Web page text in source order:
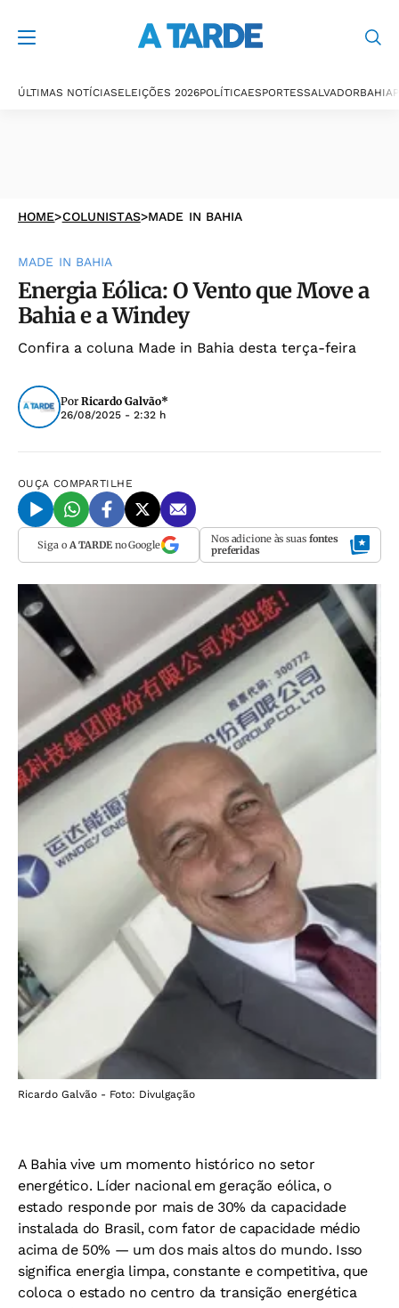
ÚLTIMAS NOTÍCIASELEIÇÕES 2026POLÍTICAESPORTESSALVADORBAHIA
HOME>COLUNISTAS>MADE IN BAHIA
MADE IN BAHIA
Energia Eólica: O Vento que Move a
Bahia e a Windey
Confira a coluna Made in Bahia desta terça-feira
Por Ricardo Galvão*
26/08/2025 - 2:32 h
OUÇA COMPARTILHE
Siga o A TARDEno Google Nos adicione às suas fontes
preferidas
Ricardo Galvão - Foto: Divulgação
A Bahia vive um momento histórico no setor
energético. Líder nacional em geração eólica, o
estado responde por mais de 30% da capacidade
instalada do Brasil, com fator de capacidade médio
acima de 50% — um dos mais altos do mundo. Isso
significa energia limpa, constante e competitiva, que
coloca o estado no centro da transição energética